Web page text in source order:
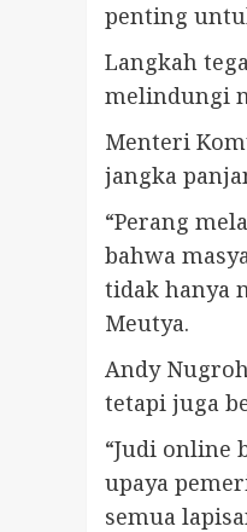
penting
Langkah
melindungi
Menteri
jangka
“Perang
bahwa
tidak hanya
Meutya.
Andy
tetapi juga
“Judi online
upaya
semua